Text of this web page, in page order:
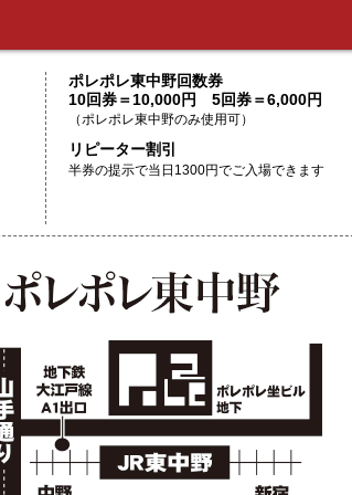
ポレポレ東中野回数券
10回券＝10,000円 5回券＝6,000円
（ポレポレ東中野のみ使用可）
リピーター割引
半券の提示で当日1300円でご入場できます